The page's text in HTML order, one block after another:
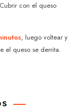
con el queso
, luego voltear y
el queso se derrita.